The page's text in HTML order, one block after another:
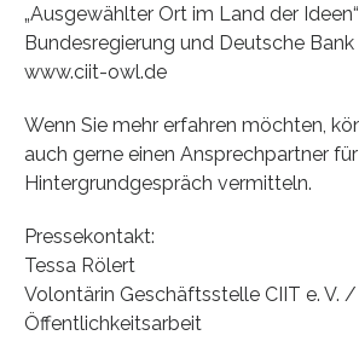
„Ausgewählter Ort im Land der
Bundesregierung und Deutsche
www.ciit-owl.de
Wenn Sie mehr erfahren möchten,
auch gerne einen Ansprechpartner
Hintergrundgespräch vermitteln.
Pressekontakt:
Tessa Rölert
Volontärin Geschäftsstelle CIIT e. V.
Öffentlichkeitsarbeit